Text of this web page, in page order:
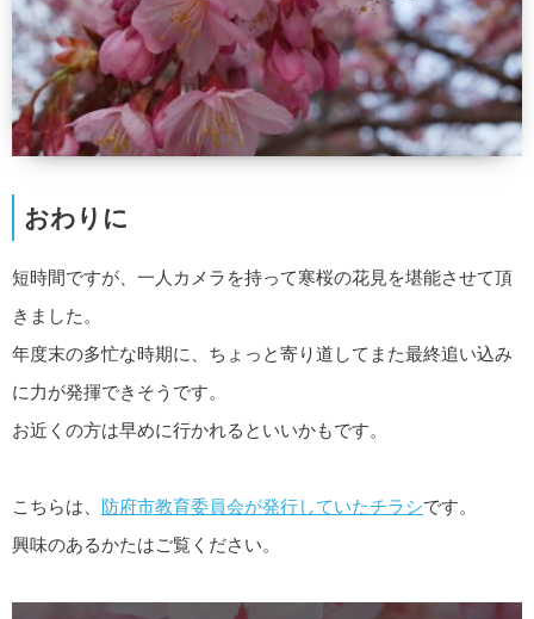
おわりに
短時間ですが、一人カメラを持って寒桜の花見を堪能させて頂
きました。
年度末の多忙な時期に、ちょっと寄り道してまた最終追い込み
に力が発揮できそうです。
お近くの方は早めに行かれるといいかもです。
こちらは、 防府市教育委員会が発行していたチラシです。
興味のあるかたはご覧ください。